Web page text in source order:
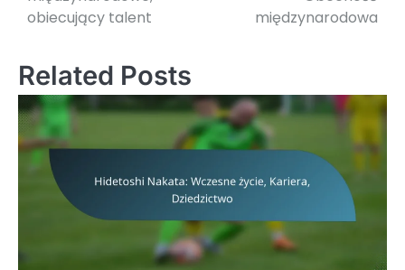
obiecujący talent
międzynarodowa
Related Posts